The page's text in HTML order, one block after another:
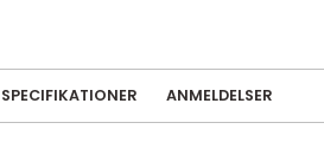
SPECIFIKATIONER ANMELDELSER